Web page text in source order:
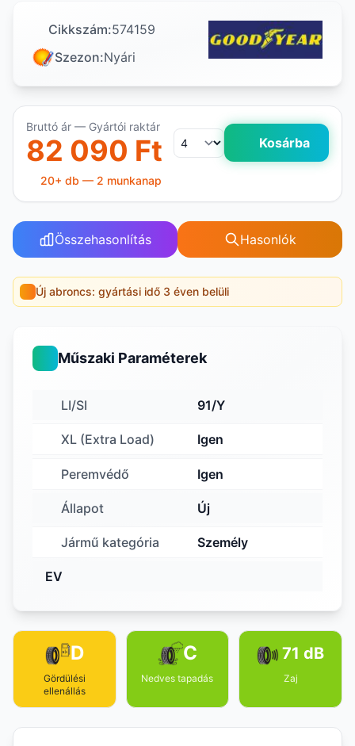
Cikkszám:574159
Szezon:Nyári
Bruttó ár — Gyártói raktár
82 090 Ft Kosárba
20+ db — 2 munkanap
Összehasonlítás Hasonlók
Új abroncs: gyártási idő 3 éven belüli
Műszaki Paraméterek
LI/SI 91/Y
XL (Extra Load) Igen
Peremvédő Igen
Állapot Új
Jármű kategória Személy
EV
D
Gördülési
ellenállás
C
Nedves tapadás
71 dB
Zaj